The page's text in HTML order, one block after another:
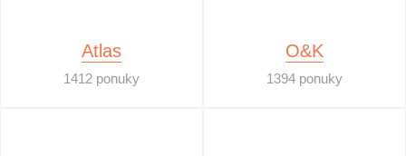
Atlas
1412 ponuky
O&K
1394 ponuky